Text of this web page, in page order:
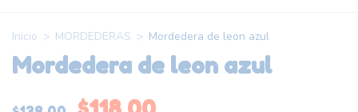
Inicio > MORDEDERAS > Mordedera de leon azul
Mordedera de leon azul